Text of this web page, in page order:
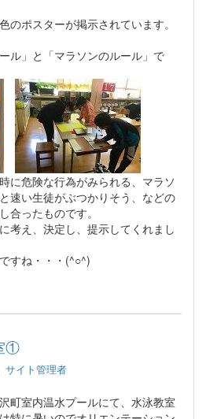
のポスターが掲示されています。
ル」と「マラソンのルール」で
に危険な行為がみられる、マラソ
速い生徒がぶつかりそう、などの
合ったものです。
考え、決定し、提示してくれまし
すね・・・(^○^)
①
サイト管理者
町室内温水プールにて、水泳教室